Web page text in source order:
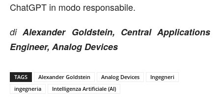
ChatGPT in modo responsabile.
diAlexander Goldstein, Central Applications
Engineer, Analog Devices
TAGS Alexander Goldstein Analog Devices
Ingegneri
ingegneria
Intelligenza Artificiale (AI)